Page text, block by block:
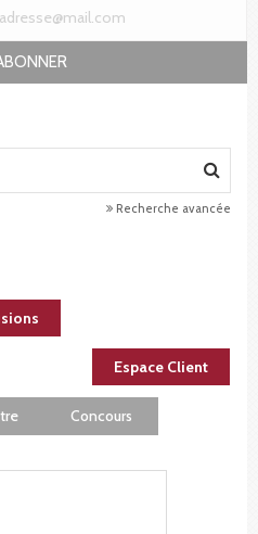
Recherche avancée
Espace Client
Concours